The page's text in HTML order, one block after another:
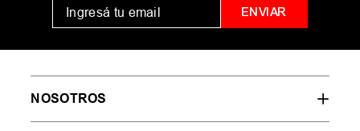
MUJER HOMBRE NIÑOS
35 36 37 38